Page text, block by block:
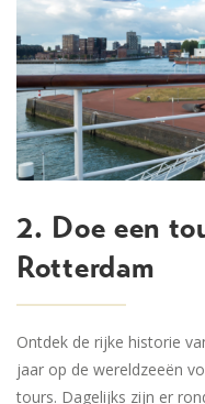
2. Doe een
Rotterdam
Ontdek de rijke historie
jaar op de wereldzeeën
tours. Dagelijks zijn er